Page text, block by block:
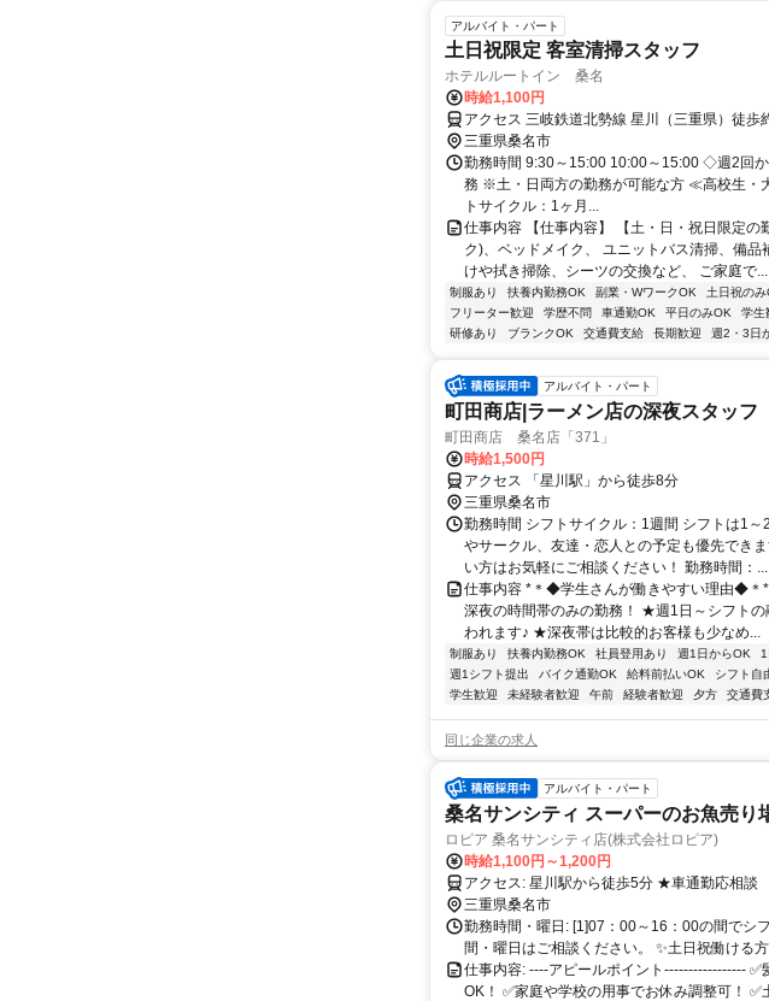
アルバイト・パート
土日祝限定 客室清掃スタッフ
ホテルルートイン 桑名
時給1,100円
アクセス 三岐鉄道北勢線 星川（三重県）徒歩
三重県桑名市
勤務時間 9:30～15:00 10:00～15:00 ◇週2回
務 ※土・日両方の勤務が可能な方 ≪高校生・
トサイクル：1ヶ月...
仕事内容 【仕事内容】 【土・日・祝日限定の
ク)、ベッドメイク、 ユニットバス清掃、備
けや拭き掃除、シーツの交換など、 ご家庭で...
制服あり 扶養内勤務OK 副業・WワークOK 土日祝のみ
フリーター歓迎
学歴不問 車通勤OK 平日のみOK 学生
研修あり
ブランクOK 交通費支給 長期歓迎 週2・3日
アルバイト・パート
町田商店|ラーメン店の深夜スタッフ
町田商店 桑名店「371」
時給1,500円
アクセス 「星川駅」から徒歩8分
三重県桑名市
勤務時間 シフトサイクル：1週間 シフトは1
やサークル、友達・恋人との予定も優先でき
い方はお気軽にご相談ください！ 勤務時間：...
仕事内容 *＊◆学生さんが働きやすい理由◆
深夜の時間帯のみの勤務！ ★週1日～シフト
われます♪ ★深夜帯は比較的お客様も少なめ...
制服あり 扶養内勤務OK 社員登用あり 週1日からOK
週1シフト提出
バイク通勤OK 給料前払いOK シフト自
学生歓迎
未経験者歓迎 午前 経験者歓迎 夕方 交通費
同じ企業の求人
アルバイト・パート
桑名サンシティ スーパーのお魚売り
ロピア 桑名サンシティ店(株式会社ロピア)
時給1,100円～1,200円
アクセス: 星川駅から徒歩5分 ★車通勤応相談
三重県桑名市
勤務時間・曜日: [1]07：00～16：00の間でシ
間・曜日はご相談ください。 ✨土日祝働ける
仕事内容: ----アピールポイント----------------- ✅
OK！ ✅️家庭や学校の用事でお休み調整可！